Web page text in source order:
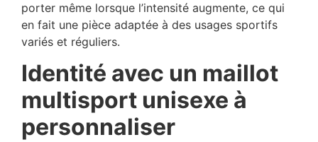
porter même lorsque l’intensité augmente, ce qui
en fait une pièce adaptée à des usages sportifs
variés et réguliers.
Identité avec un maillot
multisport unisexe à
personnaliser